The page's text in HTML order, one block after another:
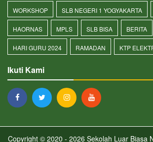
WORKSHOP SLB NEGERI 1 YOGYAKARTA
HAORNAS MPLS SLB BISA BERITA
HARI GURU 2024 RAMADAN KTP
Ikuti Kami
Copyright © 2020 - 2026 Sekolah Luar Biasa